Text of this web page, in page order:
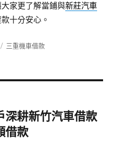
家更了解當鋪與新莊汽車
十分安心。
分
三重機車借款
深耕新竹汽車借款
借款